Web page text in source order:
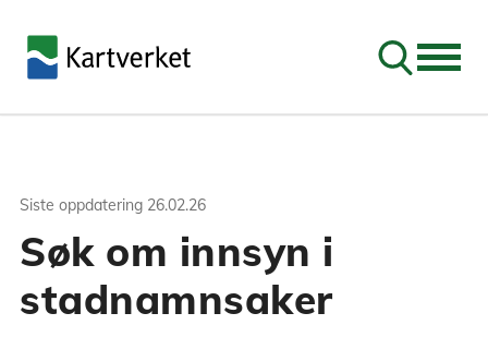
Søk
Siste oppdatering 26.02.26
Søk om innsyn i
stadnamnsaker